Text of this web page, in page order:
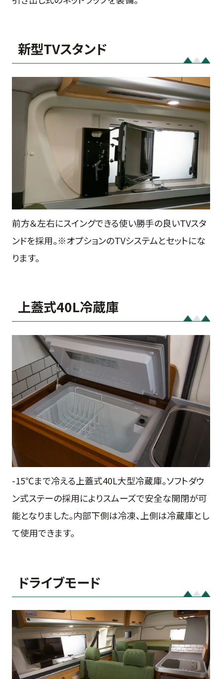
新型TVスタンド
前方＆左右にスイングできる使い勝手の良いTVスタ
ンドを採用。※オプションのTVシステムとセットにな
ります。
上蓋式40L冷蔵庫
-15℃まで冷える上蓋式40L大型冷蔵庫。ソフトダウ
ン式ステーの採用によりスムーズで安全な開閉が可
能となりました。内部下側は冷凍、上側は冷蔵庫とし
て使用できます。
ドライブモード